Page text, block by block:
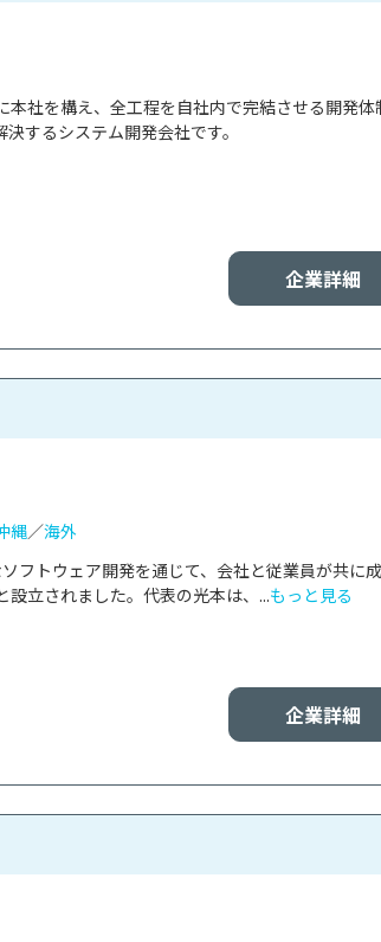
社を構え、全工程を自社内で完結させる開発体
するシステム開発会社です。
企業詳細
フトウェア開発を通じて、会社と従業員が共に
立されました。代表の光本は、...もっと見る
縄／海外
企業詳細